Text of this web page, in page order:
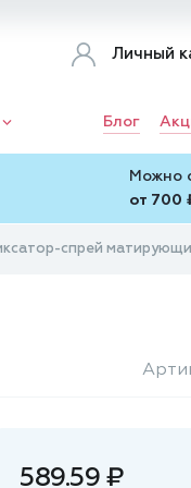
Личный
Блог
Можно
от 700
спрей
589.59 ₽